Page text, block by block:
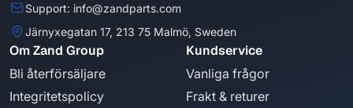
Support: info@zandparts.com
Järnyxegatan 17, 213 75 Malmö, Sweden
Om Zand Group
Bli återförsäljare
Integritetspolicy
Kundservice
Vanliga frågor
Frakt & returer